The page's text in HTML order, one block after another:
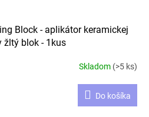
Block - aplikátor keramickej
žltý blok - 1kus
Skladom (>5 ks)
Do košíka